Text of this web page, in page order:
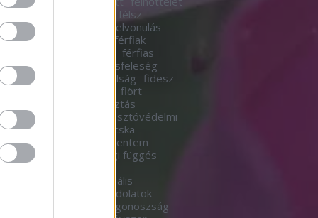
félsz
felvonulás
feminizmus
férfiak
férfias
férfi energia
férjésfeleség
fészek fiatalság fidesz
flört
fogyasztás
társadalom
fogyasztóvédelmi
forgalom
fricska
függőség
futni mentem
gazdagság
gazdasági függés
mobilitás
globális
gondolatok
gondoskodás
gonoszság